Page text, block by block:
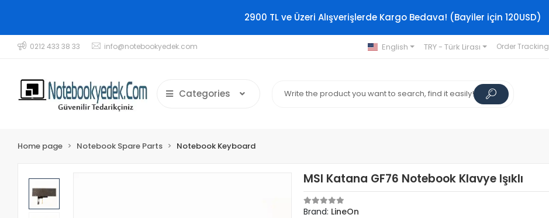
2900 TL ve Üzeri Alışverişlerde Kargo Bedava! (Bayiler için 120USD)
0212 433 38 33 info@notebookyedek.com English TRY - Türk Lirası Order Tracking
Categories
Home page Notebook Spare Parts Notebook Keyboard
MSI Katana GF76 Notebook Klavye Işıklı
Brand: LineOn